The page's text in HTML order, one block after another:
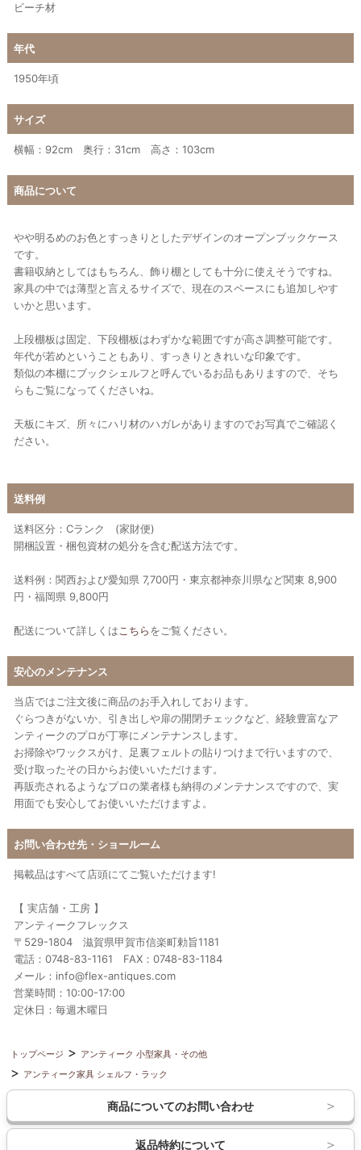
ビーチ材
年代
1950年頃
サイズ
横幅：92cm 奥行：31cm 高さ：103cm
商品について
やや明るめのお色とすっきりとしたデザインのオープンブックケース
です。
書籍収納としてはもちろん、飾り棚としても十分に使えそうですね。
家具の中では薄型と言えるサイズで、現在のスペースにも追加しやす
いかと思います。
上段棚板は固定、下段棚板はわずかな範囲ですが高さ調整可能です。
年代が若めということもあり、すっきりときれいな印象です。
類似の本棚にブックシェルフと呼んでいるお品もありますので、そち
らもご覧になってくださいね。
天板にキズ、所々にハリ材のハガレがありますのでお写真でご確認く
ださい。
送料例
送料区分：Cランク (家財便)
開梱設置・梱包資材の処分を含む配送方法です。
送料例：関西および愛知県 7,700円・東京都神奈川県など関東 8,900
円・福岡県 9,800円
配送について詳しくは こちらをご覧ください。
安心のメンテナンス
当店ではご注文後に商品のお手入れしております。
ぐらつきがないか、引き出しや扉の開閉チェックなど、経験豊富なア
ンティークのプロが丁寧にメンテナンスします。
お掃除やワックスがけ、足裏フェルトの貼りつけまで行いますので、
受け取ったその日からお使いいただけます。
再販売されるようなプロの業者様も納得のメンテナンスですので、実
用面でも安心してお使いいただけますよ。
お問い合わせ先・ショールーム
掲載品はすべて店頭にてご覧いただけます!
【 実店舗・工房 】
アンティークフレックス
〒529-1804 滋賀県甲賀市信楽町勅旨1181
電話：0748-83-1161 FAX：0748-83-1184
メール：info@flex-antiques.com
営業時間：10:00-17:00
定休日：毎週木曜日
トップページ
アンティーク 小型家具・その他
アンティーク家具 シェルフ・ラック
商品についてのお問い合わせ
返品特約について